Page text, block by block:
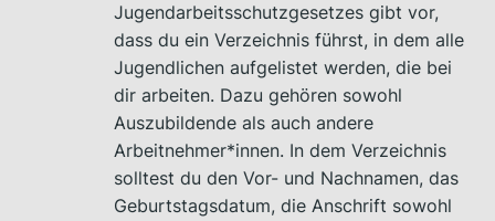
Jugendarbeitsschutzgesetzes gibt vor,
dass du ein Verzeichnis führst, in dem alle
Jugendlichen aufgelistet werden, die bei
dir arbeiten. Dazu gehören sowohl
Auszubildende als auch andere
Arbeitnehmer*innen. In dem Verzeichnis
solltest du den Vor- und Nachnamen, das
Geburtstagsdatum, die Anschrift sowohl